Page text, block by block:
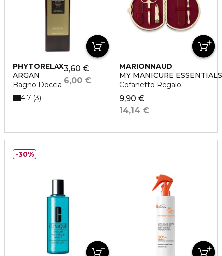
PHYTORELAX
ARGAN
Bagno Doccia
3,60 €
6,00 €
4.7 3
MARIONNAUD
MY MANICURE ESSENTIALS
Cofanetto Regalo
9,90 €
14,14 €
30%